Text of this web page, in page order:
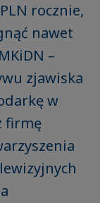
rocznie,
nawet
–
zjawiska
w
firmę